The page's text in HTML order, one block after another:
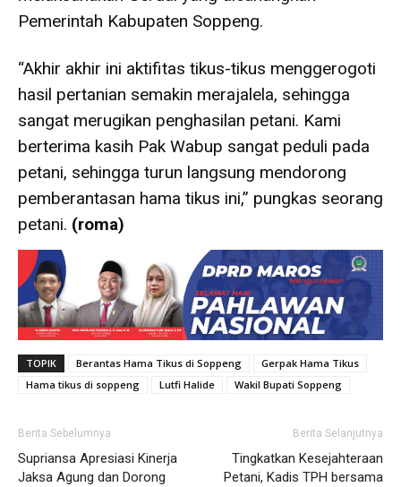
Pemerintah Kabupaten Soppeng.
“Akhir akhir ini aktifitas tikus-tikus menggerogoti
hasil pertanian semakin merajalela, sehingga
sangat merugikan penghasilan petani. Kami
berterima kasih Pak Wabup sangat peduli pada
petani, sehingga turun langsung mendorong
pemberantasan hama tikus ini,” pungkas seorang
petani. (roma)
TOPIK Berantas Hama Tikus di Soppeng
Gerpak Hama Tikus
Hama tikus di soppeng
Lutfi Halide Wakil Bupati Soppeng
Berita Sebelumnya
Supriansa Apresiasi Kinerja
Jaksa Agung dan Dorong
Berita Selanjutnya
Tingkatkan Kesejahteraan
Petani, Kadis TPH bersama